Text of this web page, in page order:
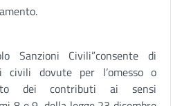
Sanzioni Civili”consente di
civili dovute per l’omesso o
dei contributi ai sensi